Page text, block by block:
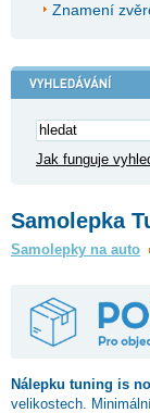
Znamení
Jak funguje
Samolepka
Samolepky na auto
Nálepku tuning is
velikostech.